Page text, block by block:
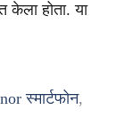
केला होता. या
स्मार्टफोन,